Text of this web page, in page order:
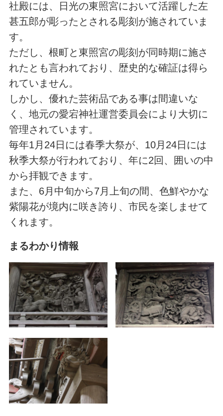
社殿には、日光の東照宮において活躍した左
甚五郎が彫ったとされる彫刻が施されていま
す。
ただし、根町と東照宮の彫刻が同時期に施さ
れたとも言われており、歴史的な確証は得ら
れていません。
しかし、優れた芸術品である事は間違いな
く、地元の愛宕神社運営委員会により大切に
管理されています。
毎年1月24日には春季大祭が、10月24日には
秋季大祭が行われており、年に2回、囲いの中
から拝観できます。
また、6月中旬から7月上旬の間、色鮮やかな
紫陽花が境内に咲き誇り、市民を楽しませて
くれます。
まるわかり情報